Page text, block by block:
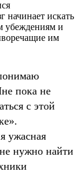
начинает искать
убеждениям и
им
пока не
с этой
ужасная
нужно найти